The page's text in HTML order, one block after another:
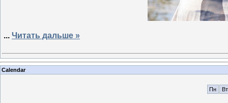
... Читать дальше »
Calendar
Пн Вт